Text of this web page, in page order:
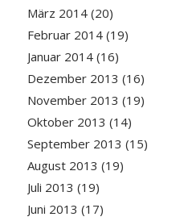
März 2014(20)
Februar 2014(19)
Januar 2014(16)
Dezember 2013 (16)
November 2013 (19)
Oktober 2013 (14)
September 2013 (15)
August 2013 (19)
Juli 2013 (19)
Juni 2013 (17)